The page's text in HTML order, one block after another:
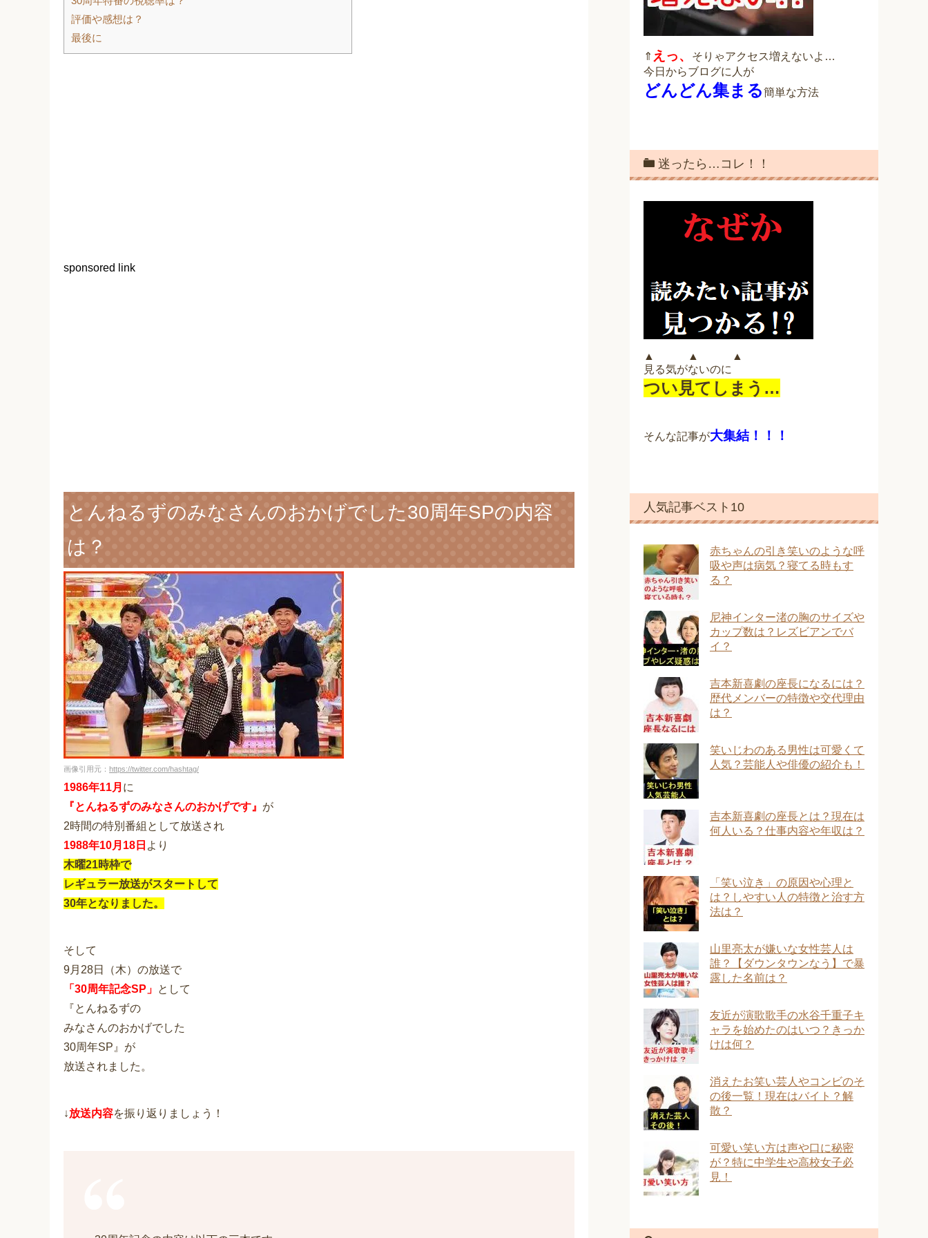
評価や感想は？
最後に
sponsored link
とんねるずのみなさんのおかげでした30周年SPの内容
は？
画像引用元： https://twitter.com/hashtag/
1986年11月 に
『とんねるずのみなさんのおかげです』 が
2時間の特別番組として放送され
1988年10月18日 より
木曜21時枠で
レギュラー放送がスタートして
30年となりました。
そして
9月28日（木）の放送で
「30周年記念SP」 として
『とんねるずの
みなさんのおかげでした
30周年SP』が
放送されました。
↓放送内容を振り返りましょう！
⇑ えっ、
そりゃアクセス増えないよ…
今日からブログに人が
どんどん集まる簡単な方法
迷ったら…コレ！！
▲ ▲ ▲
見る気がないのに
つい見てしまう…
そんな記事が大集結！！！
人気記事ベスト10
赤ちゃんの引き笑いのような呼
吸や声は病気？寝てる時もす
る？
尼神インター渚の胸のサイズや
カップ数は？レズビアンでバ
イ？
吉本新喜劇の座長になるには？
歴代メンバーの特徴や交代理由
は？
笑いじわのある男性は可愛くて
人気？芸能人や俳優の紹介も！
吉本新喜劇の座長とは？現在は
何人いる？仕事内容や年収は？
「笑い泣き」の原因や心理と
は？しやすい人の特徴と治す方
法は？
山里亮太が嫌いな女性芸人は
誰？【ダウンタウンなう】で暴
露した名前は？
友近が演歌歌手の水谷千重子キ
ャラを始めたのはいつ？きっか
けは何？
消えたお笑い芸人やコンビのそ
の後一覧！現在はバイト？解
散？
可愛い笑い方は声や口に秘密
が？特に中学生や高校女子必
見！